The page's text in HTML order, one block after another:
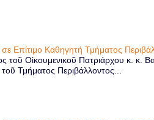
Επίτιμο Καθηγητή Τμήματος
τοῦ Οἰκουμενικοῦ Πατριάρχου κ. κ.
Τμήματος Περιβάλλοντος...